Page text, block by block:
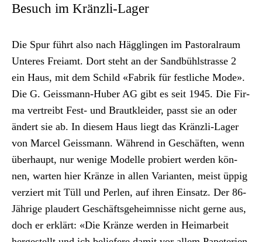
Besuch im Kränzli-Lager
Die Spur führt also nach Häg­glin­gen im Pas­toral­raum
Unteres Freiamt. Dort ste­ht an der Sand­bühlstrasse 2
ein Haus, mit dem Schild «Fab­rik für fes­tliche Mode».
Die G. Geiss­mann-Huber AG gibt es seit 1945. Die Fir­
ma vertreibt Fest- und Brautk­lei­der, passt sie an oder
ändert sie ab. In diesem Haus liegt das Krän­zli-Lager
von Mar­cel Geiss­mann. Während in Geschäften, wenn
über­haupt, nur wenige Mod­elle pro­biert wer­den kön­
nen, warten hier Kränze in allen Vari­anten, meist üppig
verziert mit Tüll und Perlen, auf ihren Ein­satz. Der 86-
Jährige plaud­ert Geschäfts­ge­heimnisse nicht gerne aus,
doch er erk­lärt: «Die Kränze wer­den in Heimar­beit